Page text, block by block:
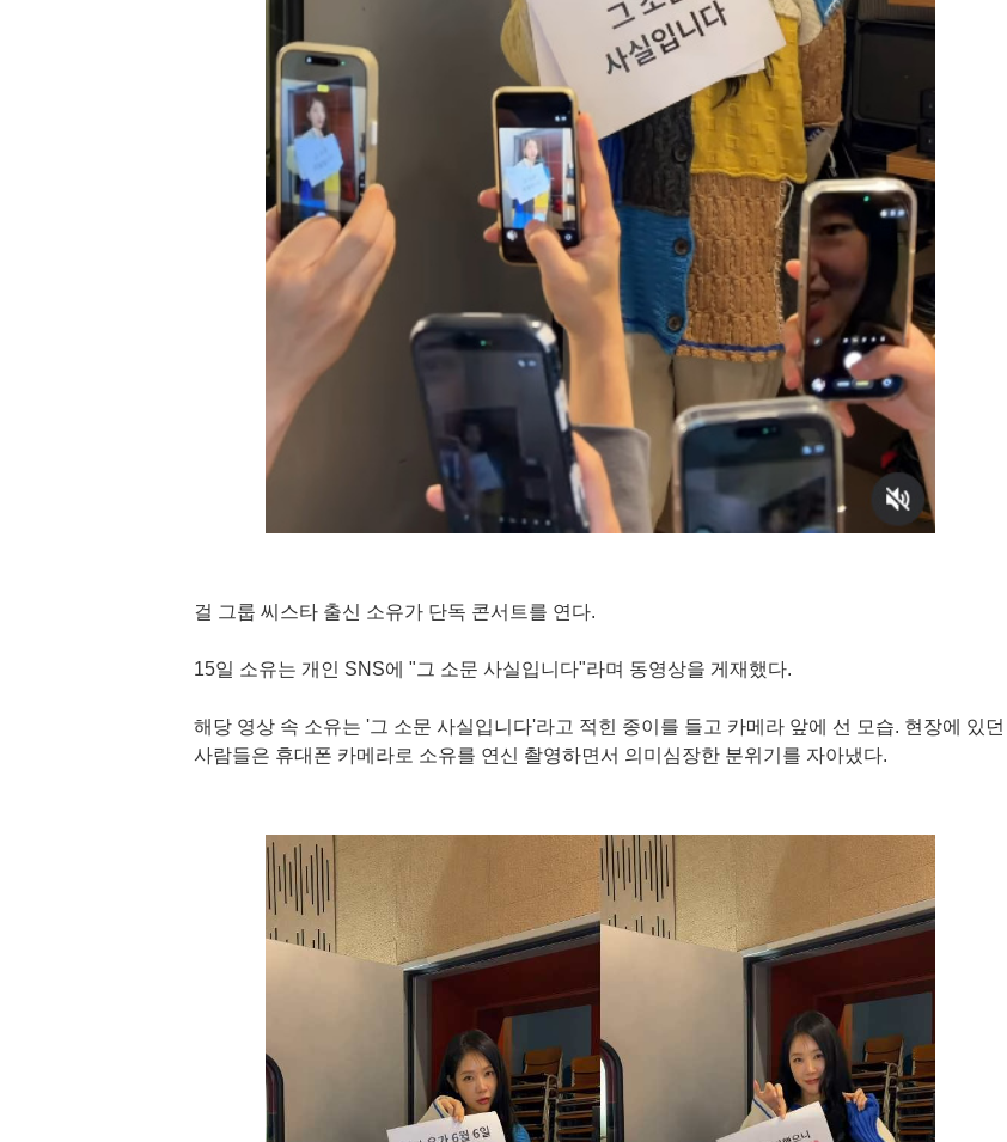
걸 그룹 씨스타 출신 소유가 단독 콘서트를 연다.
15일 소유는 개인 SNS에 "그 소문 사실입니다"라며 동영상을 게재했다.
해당 영상 속 소유는 '그 소문 사실입니다'라고 적힌 종이를 들고 카메라 앞에 선 모습. 현장에 있던
사람들은 휴대폰 카메라로 소유를 연신 촬영하면서 의미심장한 분위기를 자아냈다.